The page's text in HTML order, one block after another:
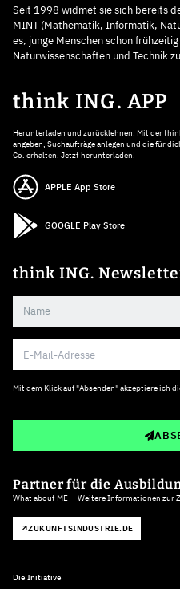
Seit 1998 widmet sie sich bereits
MINT (Mathematik, Informatik,
es, junge Menschen schon
Naturwissenschaften und Technik
think ING. APP
Herunterladen und zurücklehnen: Mit der
angeben, Suchaufträge anlegen und die für
Co. erhalten. Jetzt herunterladen!
APPLE App Store
GOOGLE Play Store
think ING.
Mit dem Klick auf "Absenden" akzeptiere ich
Partner für die
What about ME — Weitere Informationen
ZUKUNFTSINDUSTRIE.DE
Die Initiative